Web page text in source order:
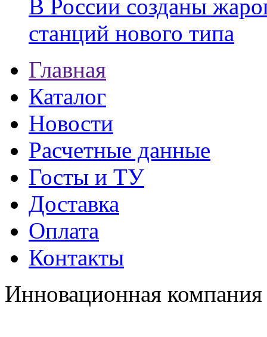
В России созданы
станций нового типа
Главная
Каталог
Новости
Расчетные данные
Госты и ТУ
Доставка
Оплата
Контакты
Инновационная